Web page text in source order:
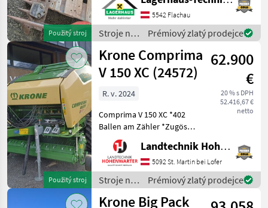
Použitý stroj
ausreichend Zeit für die
Beratung und eventuell
einer Probefahrt für Sie zu
re
5542 Flachau
Stroje na
zber
objemových
krmív /
Sonstige
Prémiový zlatý prodejce
Použitý stroj
Krone Comprima
V 150 XC (24572)
62.900
€
20 % s DPH
52.416,67 €
netto
R. v. 2024
Comprima V 150 XC *402
Ballen am Zähler *Zugöse
Obenanhängung
*Schneidwerk mit 17 Messer
*Gelenkwelle *Hydraul.
Bodenabsenkung *E-Achse
mit 2-Leiter Druckl.-Brems
Landtechnik Hohenwarter GmbH
5092 St. Martin bei Lofer
Stroje na
zber
objemových
Prémiový zlatý prodejce
Krone Big Pack